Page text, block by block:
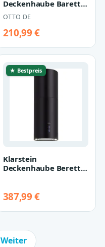
Deckenhaube Barett
Serie Barett
Inselabzugshaube Ø35
cm 558…
OTTO DE
210,99 €
★ Bestpreis
Klarstein
Deckenhaube Beretta
cm 65…
387,99 €
Weiter